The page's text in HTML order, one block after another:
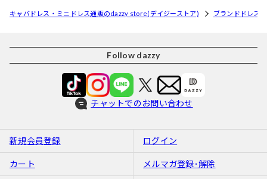
キャバドレス・ミニドレス通販のdazzy store(デイジーストア) ブランドドレス
Follow dazzy
チャットでのお問い合わせ
新規会員登録 ログイン
カート メルマガ登録･解除